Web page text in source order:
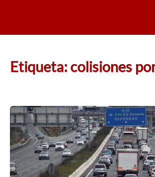
Etiqueta: colisiones